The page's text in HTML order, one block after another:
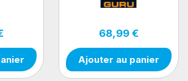
68,99 €
Ajouter au panier